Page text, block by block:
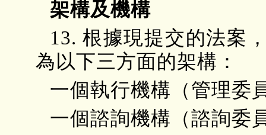
架構及機構
13. 根據現提交的法案
為以下三方面的架構：
一個執行機構（管理委
一個諮詢機構（諮詢委